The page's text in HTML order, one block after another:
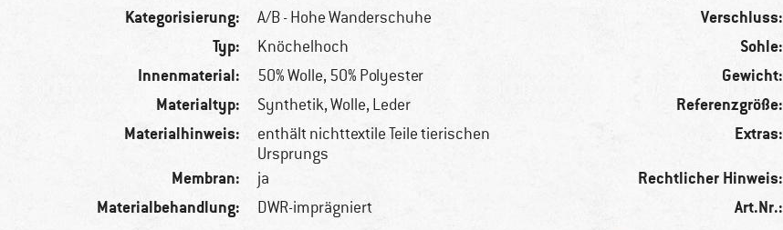
Kategorisierung: A/B - Hohe Wanderschuhe
Typ: Knöchelhoch
Innenmaterial: 50% Wolle, 50% Polyester
Materialtyp: Synthetik, Wolle, Leder
Materialhinweis:
enthält nichttextile Teile tierischen
Ursprungs
Membran: ja
Materialbehandlung: DWR-imprägniert
Verschluss:
Sohle:
Gewicht:
Referenzgröße:
Extras:
Rechtlicher Hinweis:
Art.Nr.: